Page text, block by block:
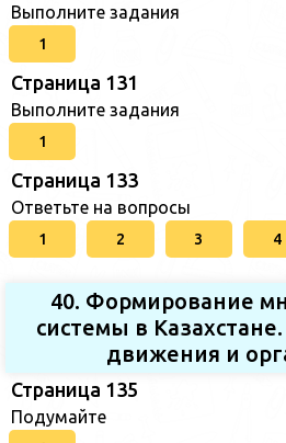
Выполните задания
1
Страница 131
Выполните задания
1
Страница 133
Ответьте на вопросы
1 2 3 4
40. Формирование
системы в
движения и
Страница 135
Подумайте